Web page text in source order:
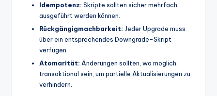
Idempotenz: Skripte sollten sicher mehrfach
ausgeführt werden können.
Rückgängigmachbarkeit: Jeder Upgrade muss
über ein entsprechendes Downgrade-Skript
verfügen.
Atomarität: Änderungen sollten, wo möglich,
transaktional sein, um partielle Aktualisierungen zu
verhindern.